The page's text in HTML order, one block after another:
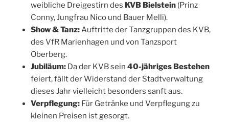
weibliche Dreigestirn des KVB Bielstein (Prinz
Conny, Jungfrau Nico und Bauer Melli).
Show & Tanz:Auftritte der Tanzgruppen des KVB,
des VfR Marienhagen und von Tanzsport
Oberberg.
Jubiläum: Da der KVB sein 40-jähriges Bestehen
feiert, fällt der Widerstand der Stadtverwaltung
dieses Jahr vielleicht besonders sanft aus.
Verpflegung: Für Getränke und Verpflegung zu
kleinen Preisen ist gesorgt.